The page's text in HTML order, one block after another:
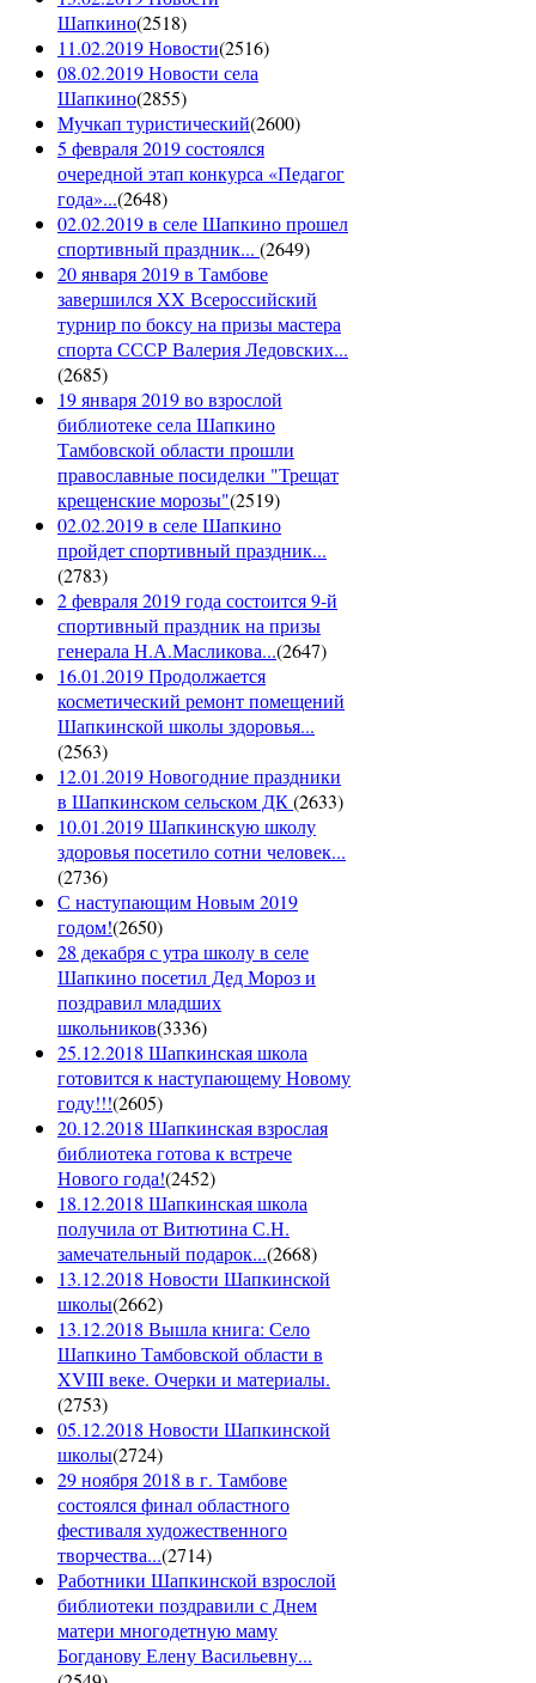
Шапкино(2518)
11.02.2019 Новости(2516)
08.02.2019 Новости села
Шапкино(2855)
Мучкап туристический(2600)
5 февраля 2019 состоялся
очередной этап конкурса «Педагог
года»...(2648)
02.02.2019 в селе Шапкино прошел
спортивный праздник... (2649)
20 января 2019 в Тамбове
завершился XX Всероссийский
турнир по боксу на призы мастера
спорта СССР Валерия Ледовских...
(2685)
19 января 2019 во взрослой
библиотеке села Шапкино
Тамбовской области прошли
православные посиделки "Трещат
крещенские морозы"(2519)
02.02.2019 в селе Шапкино
пройдет спортивный праздник...
(2783)
2 февраля 2019 года состоится 9-й
спортивный праздник на призы
генерала Н.А.Масликова...(2647)
16.01.2019 Продолжается
косметический ремонт помещений
Шапкинской школы здоровья...
(2563)
12.01.2019 Новогодние праздники
в Шапкинском сельском ДК(2633)
10.01.2019 Шапкинскую школу
здоровья посетило сотни человек...
(2736)
С наступающим Новым 2019
годом!(2650)
28 декабря с утра школу в селе
Шапкино посетил Дед Мороз и
поздравил младших
школьников(3336)
25.12.2018 Шапкинская школа
готовится к наступающему Новому
году!!!(2605)
20.12.2018 Шапкинская взрослая
библиотека готова к встрече
Нового года!(2452)
18.12.2018 Шапкинская школа
получила от Витютина С.Н.
замечательный подарок...(2668)
13.12.2018 Новости Шапкинской
школы(2662)
13.12.2018 Вышла книга: Село
Шапкино Тамбовской области в
XVIII веке. Очерки и материалы.
(2753)
05.12.2018 Новости Шапкинской
школы(2724)
29 ноября 2018 в г. Тамбове
состоялся финал областного
фестиваля художественного
творчества...(2714)
Работники Шапкинской взрослой
библиотеки поздравили с Днем
матери многодетную маму
Богданову Елену Васильевну...